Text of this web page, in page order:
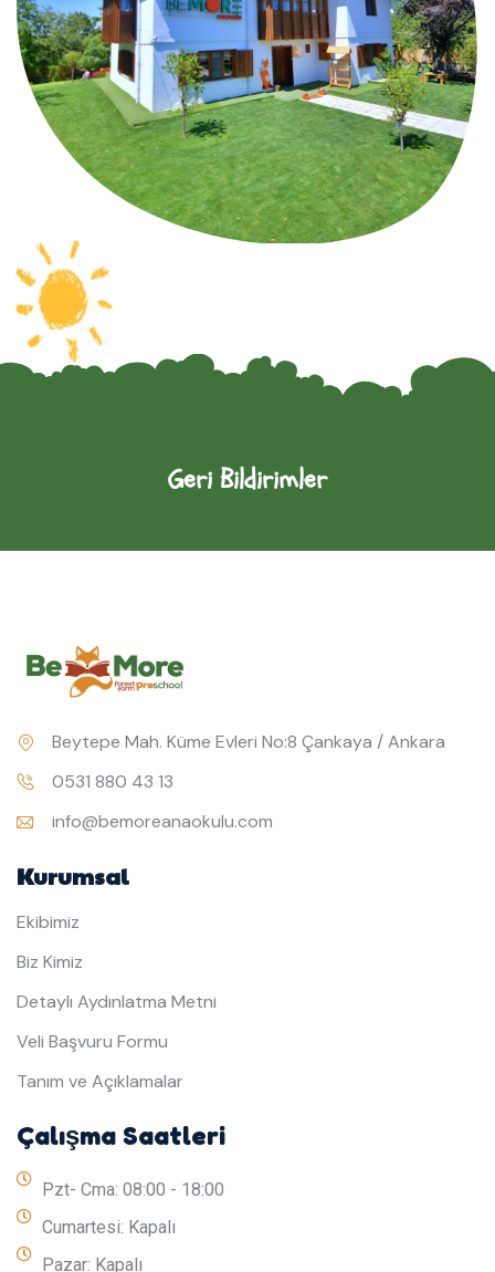
Geri Bildirimler
Beytepe Mah. Küme Evleri No:8 Çankaya / Ankara
0531 880 43 13
info@bemoreanaokulu.com
Kurumsal
Ekibimiz
Biz Kimiz
Detaylı Aydınlatma Metni
Veli Başvuru Formu
Tanım ve Açıklamalar
Çalışma Saatleri
Pzt- Cma: 08:00 - 18:00
Cumartesi: Kapalı
Pazar: Kapalı